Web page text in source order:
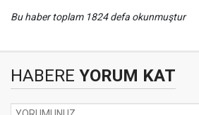
Bu haber toplam 1824 defa okunmuştur
HABERE YORUM KAT